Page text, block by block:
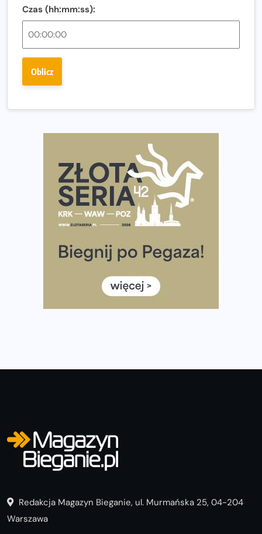
diety
Rozbiegany Olsztyn szykuje się na weekend z
Wystartuje rekordowa liczba uczestników
poradnik przed startem
Ile razy w tygodniu biegać? 3 treningi wystarczą? Jak
często biegać, żeby robić postępy
Już w ten weekend! Przed nami Nocny Portowy Maraton
i Półmaraton Szczeciński. Wszystko, co warto wiedzieć
European Marathon Classics – jak zweryfikować swój
listach startowych są jeszcze wolne miejsca
Jaki smartwatch dla biegaczy, którzy chcą też przy
okazji trenować pod HYROX?
Jak zaplanować domowe cardio bez przepełniania
Czas (hh:mm:ss):
Oblicz
Redakcja Magazyn Bieganie, ul. Murmańska 25, 04-204
Warszawa